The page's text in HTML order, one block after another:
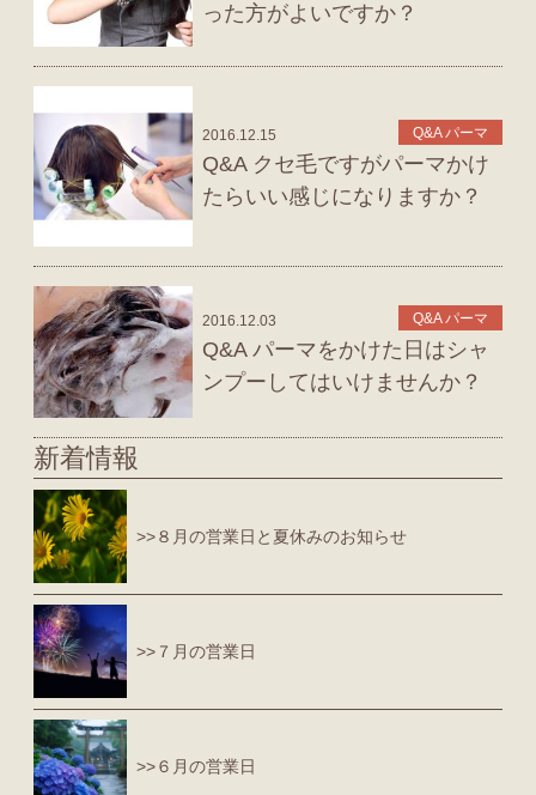
った方がよいですか？
2016.12.15 Q&A パーマ
Q&A クセ毛ですがパーマかけ
たらいい感じになりますか？
2016.12.03 Q&A パーマ
Q&A パーマをかけた日はシャ
ンプーしてはいけませんか？
新着情報
>>８月の営業日と夏休みのお知らせ
>>７月の営業日
>>６月の営業日